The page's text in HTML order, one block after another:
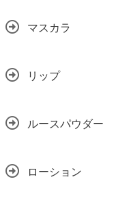
マスカラ
リップ
ルースパウダー
ローション